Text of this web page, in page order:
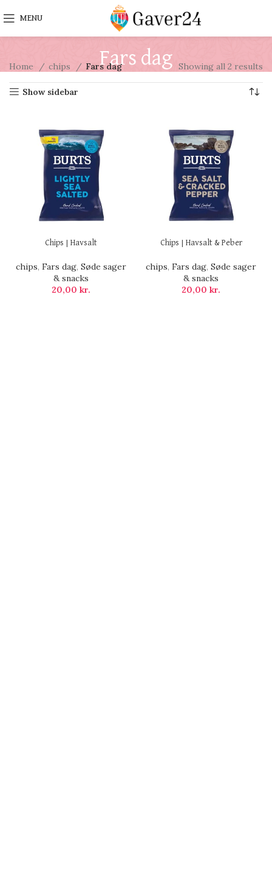
MENU
Fars dag
Home chips Fars dag Showing all 2 results
Show sidebar
Chips | Havsalt
chips, Fars dag, Søde sager
& snacks
20,00 kr.
Chips | Havsalt & Peber
chips, Fars dag, Søde sager
& snacks
20,00 kr.